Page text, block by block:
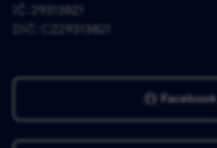
IČ: 29313821
DIČ: CZ29313821
Facebook